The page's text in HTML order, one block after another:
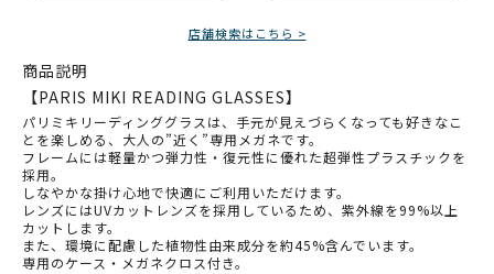
店舗検索はこちら >
商品説明
【PARIS MIKI READING GLASSES】
パリミキリーディンググラスは、手元が見えづらくなっても好きなこ
とを楽しめる、大人の”近く”専用メガネです。
フレームには軽量かつ弾力性・復元性に優れた超弾性プラスチックを
採用。
しなやかな掛け心地で快適にご利用いただけます。
レンズにはUVカットレンズを採用しているため、紫外線を99%以上
カットします。
また、環境に配慮した植物性由来成分を約45%含んでいます。
専用のケース・メガネクロス付き。